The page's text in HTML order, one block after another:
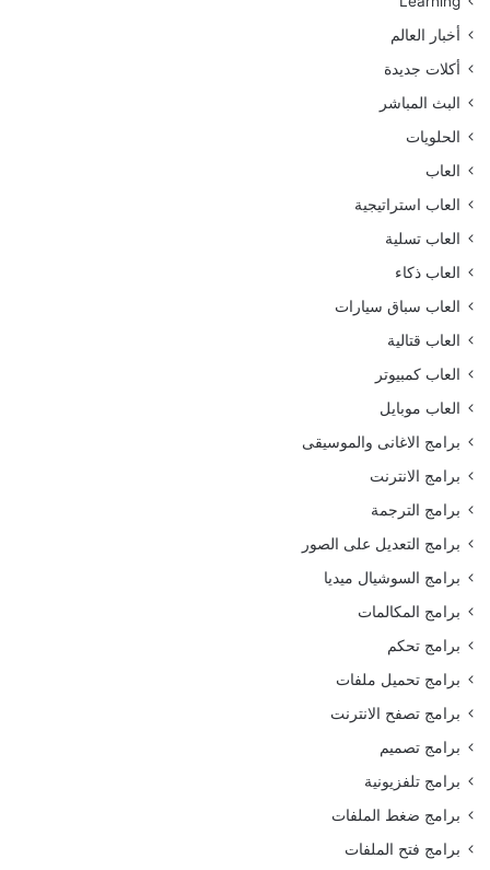
أخبار العالم
أكلات جديدة
البث المباشر
الحلويات
العاب
العاب استراتيجية
العاب تسلية
العاب ذكاء
العاب سباق سيارات
العاب قتالية
العاب كمبيوتر
العاب موبايل
برامج الاغانى والموسيقى
برامج الانترنت
برامج الترجمة
برامج التعديل على الصور
برامج السوشيال ميديا
برامج المكالمات
برامج تحكم
برامج تحميل ملفات
برامج تصفح الانترنت
برامج تصميم
برامج تلفزيونية
برامج ضغط الملفات
برامج فتح الملفات